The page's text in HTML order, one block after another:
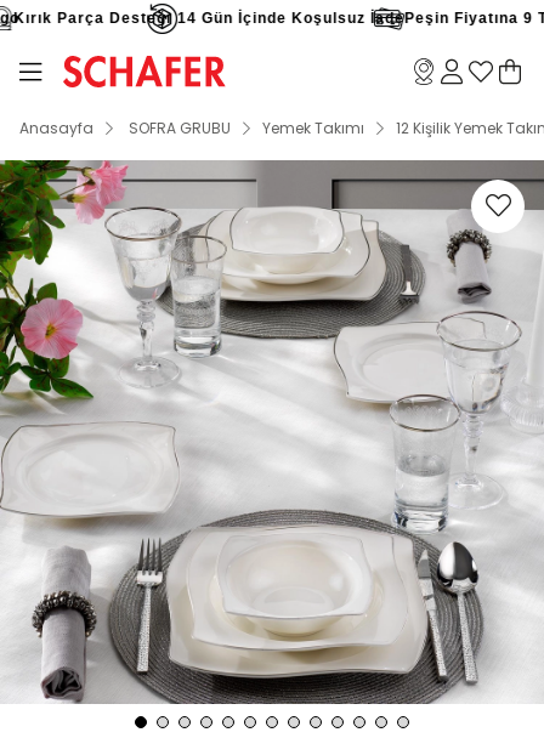
Parça Desteği 14 Gün İçinde Koşulsuz İadePeşin Fiyatına 9
Anasayfa SOFRA GRUBU Yemek Takımı 12 Kişilik Yemek